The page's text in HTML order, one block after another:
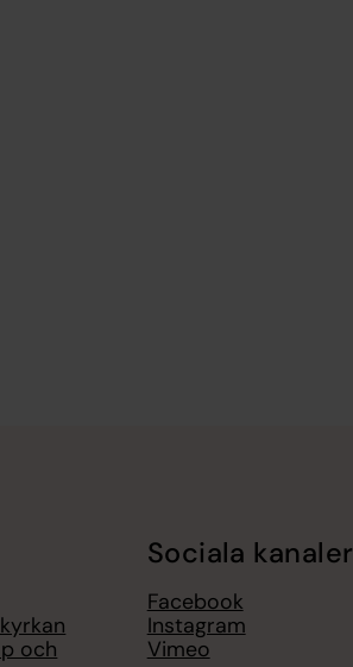
och
Sociala kanaler
Facebook
Instagram
Vimeo